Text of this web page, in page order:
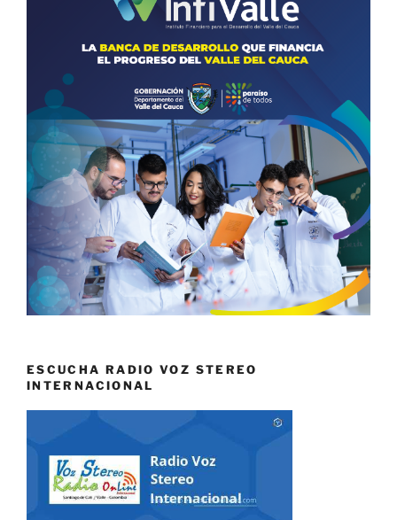
ESCUCHA RADIO VOZ STEREO
INTERNACIONAL